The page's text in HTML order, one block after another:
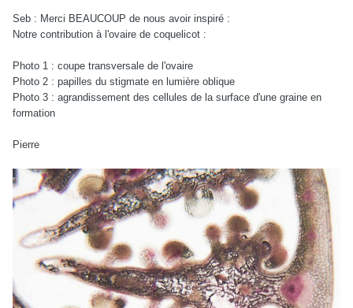
Seb : Merci BEAUCOUP de nous avoir inspiré :
Notre contribution à l'ovaire de coquelicot :
Photo 1 : coupe transversale de l'ovaire
Photo 2 : papilles du stigmate en lumière oblique
Photo 3 : agrandissement des cellules de la surface d'une graine en
formation
Pierre